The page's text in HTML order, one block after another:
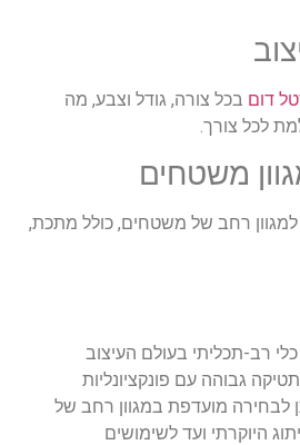
דום בכל צורה, גודל וצבע, מה
לכל צורך.
רחב של משטחים, כולל מתכת,
רב-תכליתי בעולם העיצוב
גבוהה עם פונקציונליות
לבחירה מועדפת במגוון רחב של
היוקרתי ועד לשימושים